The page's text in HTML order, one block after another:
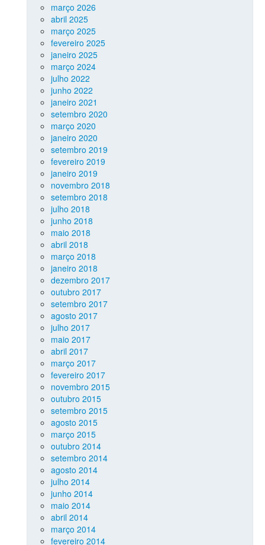
março 2026
abril 2025
março 2025
fevereiro 2025
janeiro 2025
março 2024
julho 2022
junho 2022
janeiro 2021
setembro 2020
março 2020
janeiro 2020
setembro 2019
fevereiro 2019
janeiro 2019
novembro 2018
setembro 2018
julho 2018
junho 2018
maio 2018
abril 2018
março 2018
janeiro 2018
dezembro 2017
outubro 2017
setembro 2017
agosto 2017
julho 2017
maio 2017
abril 2017
março 2017
fevereiro 2017
novembro 2015
outubro 2015
setembro 2015
agosto 2015
março 2015
outubro 2014
setembro 2014
agosto 2014
julho 2014
junho 2014
maio 2014
abril 2014
março 2014
fevereiro 2014